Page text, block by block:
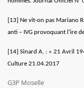
[13]
Ne vit-on pas Mariano
anti – IVG provoquant l’ire
[14] Sinard A. : « 21 Avril
Culture 21.04.2017
G3P Moselle